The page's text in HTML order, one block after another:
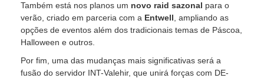
Também está nos planos um novo raid sazonal para o
verão, criado em parceria com a Entwell , ampliando as
opções de eventos além dos tradicionais temas de Páscoa,
Halloween e outros.
Por fim, uma das mudanças mais significativas será a
fusão do servidor INT-Valehir, que unirá forças com DE-